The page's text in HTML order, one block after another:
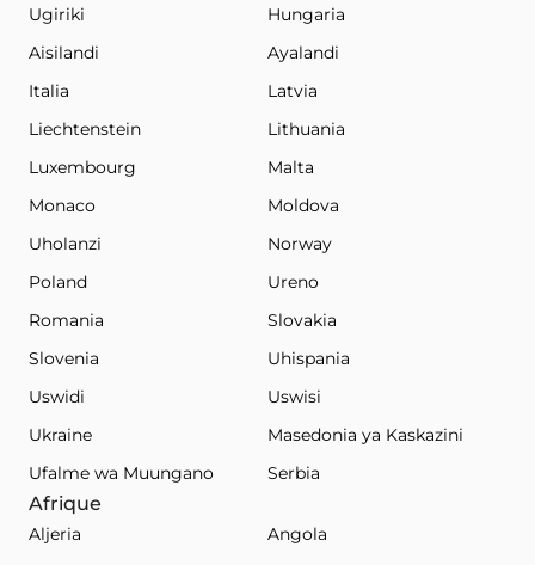
Ugiriki
Hungaria
Aisilandi
Ayalandi
Italia
Latvia
Liechtenstein
Lithuania
Luxembourg
Malta
Monaco
Moldova
Uholanzi
Norway
Poland
Ureno
Romania
Slovakia
Slovenia
Uhispania
Uswidi
Uswisi
Ukraine
Masedonia ya Kaskazini
Ufalme wa Muungano
Serbia
Afrique
Aljeria
Angola